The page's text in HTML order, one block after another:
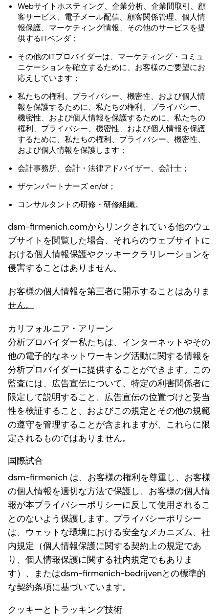
Webサイトホスティング、企業分析、企業間取引、顧
客サービス、電子メール配信、顧客関係管理、個人情
報保護、マーケティング情報、その他のサービスを提
供するITベンダ；
その他のITプロバイダーは、マーケティング・コミュ
ニケーションを確立するために、お客様のご要望にお
応えしています；
私たちの権利、プライバシー、機密性、および個人情
報を保護するために、私たちの権利、プライバシー、
機密性、および個人情報を保護するために、私たちの
権利、プライバシー、機密性、および個人情報を保護
するために、私たちの権利、プライバシー、機密性、
および個人情報を保護します；
会計事務所、会計・法律アドバイザー、会計士；
ザケンパートナーズ en/of；
コンサルタントの研修・研修組織。
dsm-firmenich.comからリンクされている他のウェ
ブサイトを閲覧した場合、それらのウェブサイトに
おける個人情報保護やクッキークラリレーションを
侵害することはありません。
お客様の個人情報を第三者に開示することはありま
せん。
カリフォルニア・アリーン
分析プロバイダー私たちは、インターネットやその
他の電子的なネットワーキング活動に関する情報を
分析プロバイダーに提供することができます。この
監査には、広告宣伝について、特定の利害関係者に
限定して説明すること、広告宣伝の位置づけと妥当
性を検証すること、およびこの規定とその他の規範
の遵守を管理することが含まれますが、これらに限
定されるものではありません。
国際試合
dsm-firmenich は、お客様の権利を尊重し、お客様
の個人情報を適切な方法で保護し、お客様の個人情
報が本プライバシーポリシーに反して使用されるこ
とのないよう保護します。プライバシーポリシー
は、ウェットな環境における安全なメカニズム、社
内規定（個人情報保護に関する契約上の規定であ
り、個人情報保護に関する社内規定でもありま
す）、またはdsm-firmenich-bedrijvenとの標準的
な契約条項に基づいています。
クッキーとトラッキング技術